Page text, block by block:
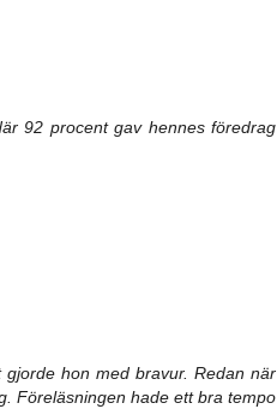
92 procent gav hennes föredrag
gjorde hon med bravur.Redan när
Föreläsningen hade ett bra tempo